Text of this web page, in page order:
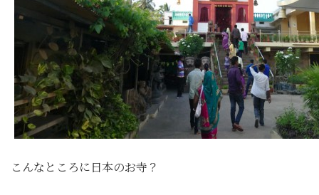
こんなところに日本のお寺？